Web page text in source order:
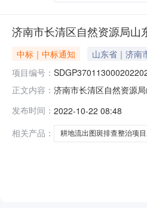
济南市长清区自然资源局山
中标｜中标通知 山东省｜济南
项目编号：
正文内容： 济南市长清区自然资源
目二、分包名称：无分
发布时间： 2022-10-22 08:48
相关产品：
耕地流出图斑排查整治项